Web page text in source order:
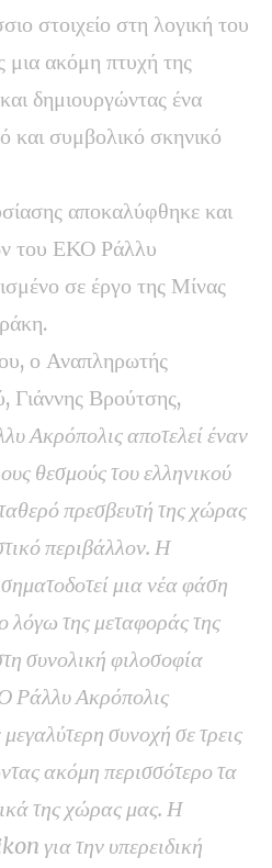
στοιχείο στη λογική του
μια ακόμη πτυχή της
δημιουργώντας ένα
και συμβολικό σκηνικό
αποκαλύφθηκε και
του ΕΚΟ Ράλλυ
σε έργο της Μίνας
ο Αναπληρωτής
Γιάννης Βρούτσης,
Ακρόπολις αποτελεί έναν
θεσμούς του ελληνικού
πρεσβευτή της χώρας
περιβάλλον. Η
μια νέα φάση
λόγω της μεταφοράς της
συνολική φιλοσοφία
Ράλλυ Ακρόπολις
συνοχή σε τρεις
ακόμη περισσότερο τα
της χώρας μας. Η
για την υπερειδική